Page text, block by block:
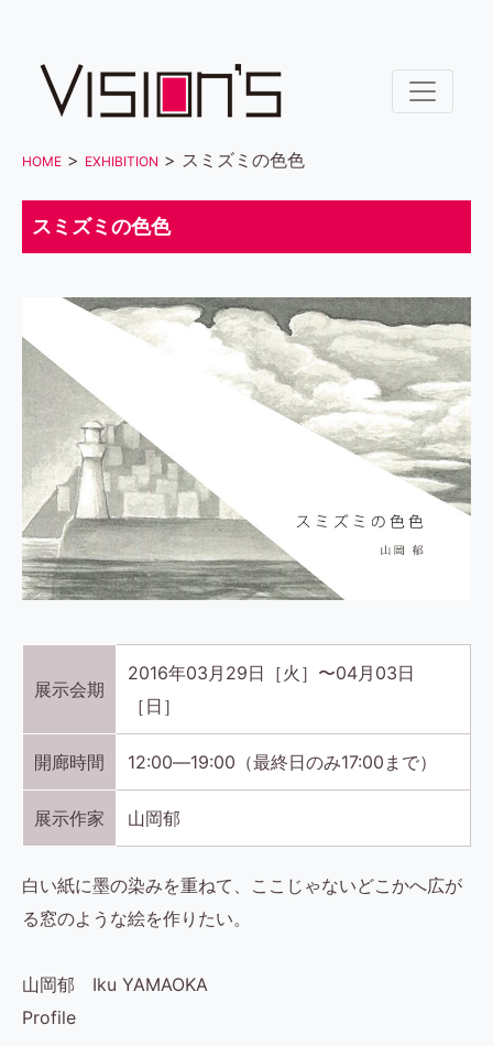
HOME > EXHIBITION > スミズミの色色
スミズミの色色
展示会期
2016年03月29日［火］〜04月03日
［日］
開廊時間 12:00―19:00（最終日のみ17:00まで）
展示作家 山岡郁
白い紙に墨の染みを重ねて、ここじゃないどこかへ広が
る窓のような絵を作りたい。
山岡郁 Iku YAMAOKA
Profile